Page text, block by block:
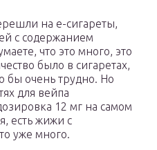
на е-сигареты,
с содержанием
что это много, это
было в сигаретах,
бы очень трудно. Но
для вейпа
12 мг на самом
есть жижи с
уже много.